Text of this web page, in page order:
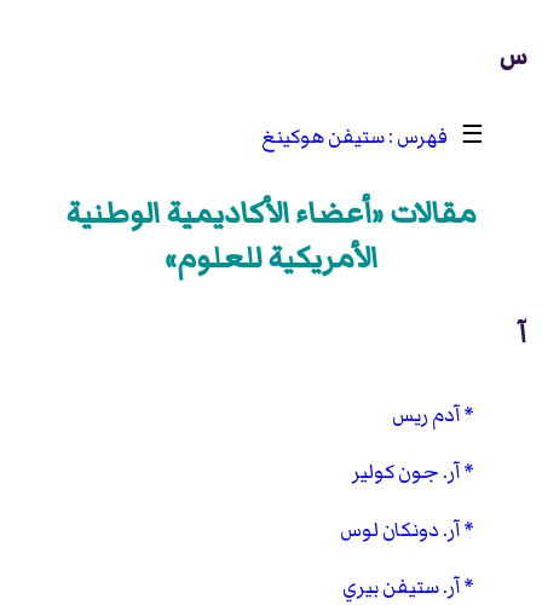
س
☰ ستيفن هوكينغ
مقالات «أعضاء الأكاديمية الوطنية
الأمريكية للعلوم»
آ
آدم ريس
آر. جون كولير
آر. دونكان لوس
آر. ستيفن بيري